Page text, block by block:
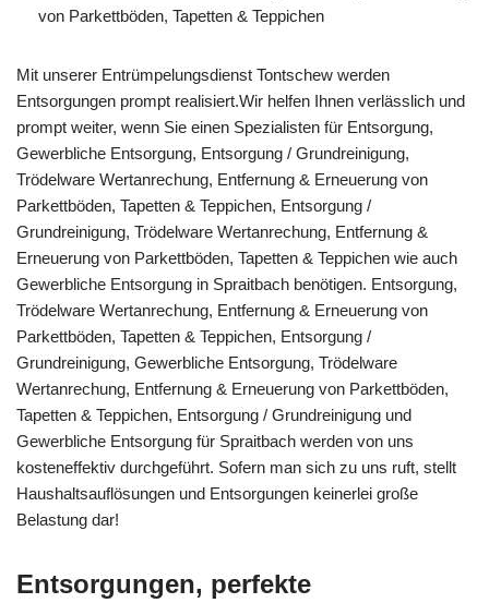
von Parkettböden, Tapetten & Teppichen
Mit unserer Entrümpelungsdienst Tontschew werden
Entsorgungen prompt realisiert.Wir helfen Ihnen verlässlich und
prompt weiter, wenn Sie einen Spezialisten für Entsorgung,
Gewerbliche Entsorgung, Entsorgung / Grundreinigung,
Trödelware Wertanrechung, Entfernung & Erneuerung von
Parkettböden, Tapetten & Teppichen, Entsorgung /
Grundreinigung, Trödelware Wertanrechung, Entfernung &
Erneuerung von Parkettböden, Tapetten & Teppichen wie auch
Gewerbliche Entsorgung in Spraitbach benötigen. Entsorgung,
Trödelware Wertanrechung, Entfernung & Erneuerung von
Parkettböden, Tapetten & Teppichen, Entsorgung /
Grundreinigung, Gewerbliche Entsorgung, Trödelware
Wertanrechung, Entfernung & Erneuerung von Parkettböden,
Tapetten & Teppichen, Entsorgung / Grundreinigung und
Gewerbliche Entsorgung für Spraitbach werden von uns
kosteneffektiv durchgeführt. Sofern man sich zu uns ruft, stellt
Haushaltsauflösungen und Entsorgungen keinerlei große
Belastung dar!
Entsorgungen, perfekte